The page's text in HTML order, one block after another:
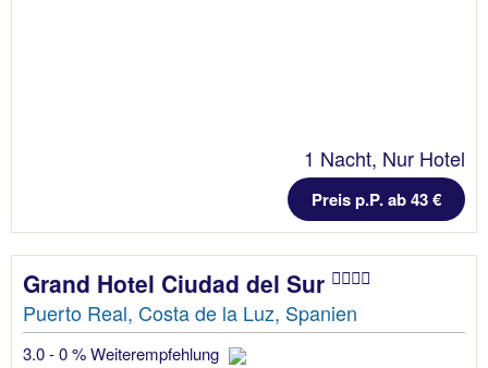
1 Nacht, Nur Hotel
Preis p.P. ab 43 €
Grand Hotel Ciudad del Sur
Puerto Real, Costa de la Luz, Spanien
3.0 - 0 % Weiterempfehlung